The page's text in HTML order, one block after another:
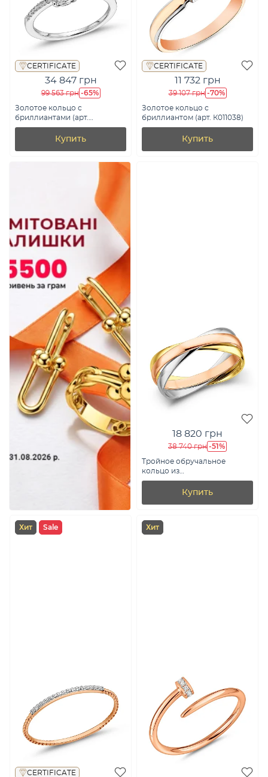
CERTIFICATE
34 847 грн
99 563 грн -65%
Золотое кольцо с
бриллиантами (арт.
К341721020б)
Купить
CERTIFICATE
11 732 грн
39 107 грн -70%
Золотое кольцо с
бриллиантом (арт. К011038)
Купить
18 820 грн
38 740 грн -51%
Тройное обручальное
кольцо из
комбинированного золота
Тринити (арт. 239184)
Купить
Хит Sale
CERTIFICATE
Хит